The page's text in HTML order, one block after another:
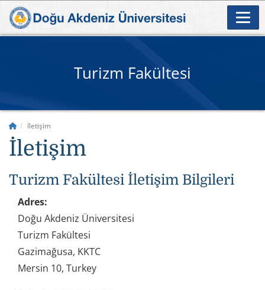
Turizm Fakültesi
İletişim
İletişim
Turizm Fakültesi İletişim Bilgileri
Adres:
Doğu Akdeniz Üniversitesi
Turizm Fakültesi
Gazimağusa, KKTC
Mersin 10, Turkey